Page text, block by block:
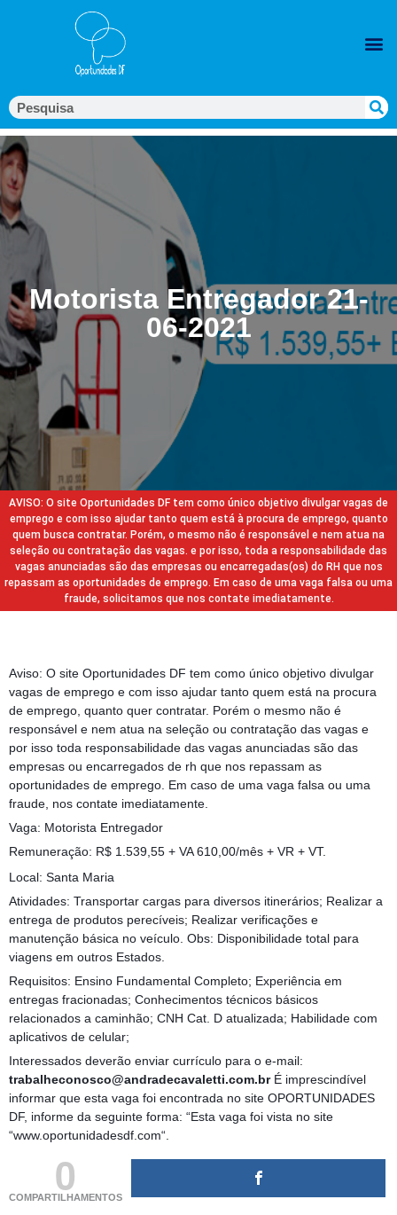
Motorista Entregador 21-
06-2021
AVISO: O site Oportunidades DF tem como único objetivo divulgar vagas de
emprego e com isso ajudar tanto quem está à procura de emprego, quanto
quem busca contratar. Porém, o mesmo não é responsável e nem atua na
seleção ou contratação das vagas. e por isso, toda a responsabilidade das
vagas anunciadas são das empresas ou encarregadas(os) do RH que nos
repassam as oportunidades de emprego. Em caso de uma vaga falsa ou uma
fraude, solicitamos que nos contate imediatamente.
Aviso: O site Oportunidades DF tem como único objetivo divulgar
vagas de emprego e com isso ajudar tanto quem está na procura
de emprego, quanto quer contratar. Porém o mesmo não é
responsável e nem atua na seleção ou contratação das vagas e
por isso toda responsabilidade das vagas anunciadas são das
empresas ou encarregados de rh que nos repassam as
oportunidades de emprego. Em caso de uma vaga falsa ou uma
fraude, nos contate imediatamente.
Vaga: Motorista Entregador
Remuneração: R$ 1.539,55 + VA 610,00/mês + VR + VT.
Local: Santa Maria
Atividades: Transportar cargas para diversos itinerários; Realizar a
entrega de produtos perecíveis; Realizar verificações e
manutenção básica no veículo. Obs: Disponibilidade total para
viagens em outros Estados.
Requisitos: Ensino Fundamental Completo; Experiência em
entregas fracionadas; Conhecimentos técnicos básicos
relacionados a caminhão; CNH Cat. D atualizada; Habilidade com
aplicativos de celular;
Interessados deverão enviar currículo para o e-mail:
trabalheconosco@andradecavaletti.com.brÉ imprescindível
informar que esta vaga foi encontrada no site OPORTUNIDADES
DF, informe da seguinte forma: “Esta vaga foi vista no site
“www.oportunidadesdf.com“.
0
COMPARTILHAMENTOS